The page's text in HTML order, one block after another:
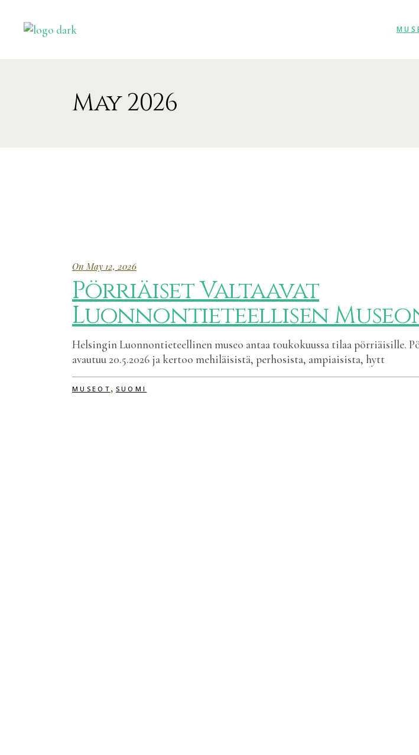
May 2026
On May 12, 2026
Pörriäiset Valtaavat
Luonnontieteellisen
Helsingin Luonnontieteellinen museo antaa toukokuussa tilaa pörriäisille.
avautuu 20.5.2026 ja kertoo mehiläisistä, perhosista, ampiaisista, hytt
MUSEOT , SUOMI